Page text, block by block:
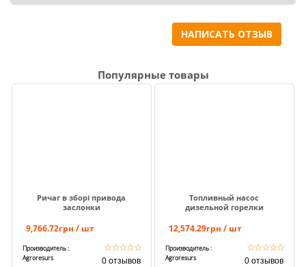
НАПИСАТЬ ОТЗЫВ
Популярные товары
Ричаг в зборі привода
заслонки
9,766.72грн / шт
Производитель :
Agroresurs
☆☆☆☆☆
0 отзывов
Топливный насос
дизельной горелки
12,574.29грн / шт
Производитель :
Agroresurs
☆☆☆☆☆
0 отзывов